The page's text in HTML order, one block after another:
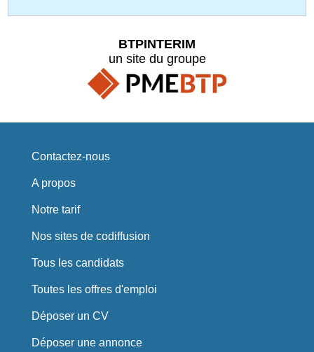
BTPINTERIM
un site du groupe
Contactez-nous
A propos
Notre tarif
Nos sites de codiffusion
Tous les candidats
Toutes les offres d'emploi
Déposer un CV
Déposer une annonce